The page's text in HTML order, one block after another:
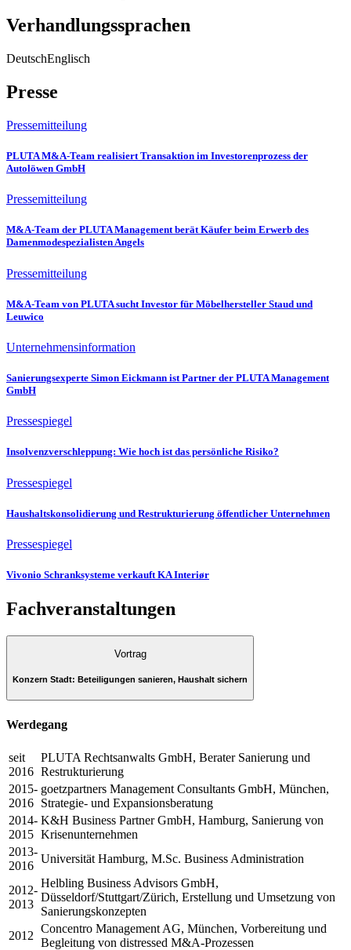
Verhandlungssprachen
DeutschEnglisch
Presse
Pressemitteilung
PLUTA M&A-Team realisiert Transaktion im Investorenprozess der
Autolöwen GmbH
Pressemitteilung
M&A-Team der PLUTA Management berät Käufer beim Erwerb des
Damenmodespezialisten Angels
Pressemitteilung
M&A-Team von PLUTA sucht Investor für Möbelhersteller Staud und
Leuwico
Unternehmensinformation
Sanierungsexperte Simon Eickmann ist Partner der PLUTA Management
GmbH
Pressespiegel
Insolvenzverschleppung: Wie hoch ist das persönliche Risiko?
Pressespiegel
Haushaltskonsolidierung und Restrukturierung öffentlicher Unternehmen
Pressespiegel
Vivonio Schranksysteme verkauft KA Interiør
Fachveranstaltungen
Vortrag
Konzern Stadt: Beteiligungen sanieren, Haushalt sichern
Werdegang
seit
2016
PLUTA Rechtsanwalts GmbH, Berater Sanierung und
Restrukturierung
2015-
2016
goetzpartners Management Consultants GmbH, München,
Strategie- und Expansionsberatung
2014-
2015
K&H Business Partner GmbH, Hamburg, Sanierung von
Krisenunternehmen
2013-
2016
Universität Hamburg, M.Sc. Business Administration
2012-
2013
Helbling Business Advisors GmbH,
Düsseldorf/Stuttgart/Zürich, Erstellung und Umsetzung von
Sanierungskonzepten
2012
Concentro Management AG, München, Vorbereitung und
Begleitung von distressed M&A-Prozessen